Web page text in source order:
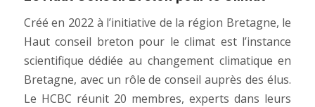
Créé en 2022 à l’initiative de la région Bretagne, le
Haut conseil breton pour le climat est l’instance
scientifique dédiée au changement climatique en
Bretagne, avec un rôle de conseil auprès des élus.
Le HCBC réunit 20 membres, experts dans leurs